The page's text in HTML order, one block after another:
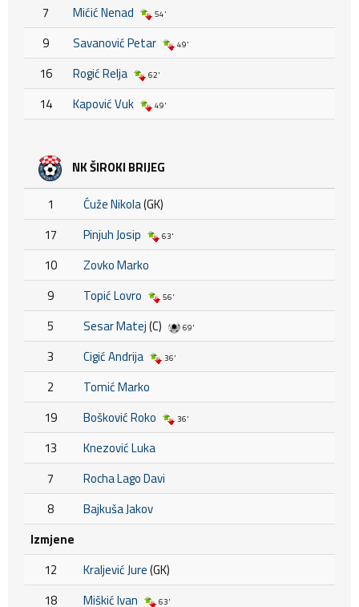
7 Mićić Nenad 54'
9 Savanović Petar 49'
16 Rogić Relja 62'
14 Kapović Vuk 49'
NK ŠIROKI BRIJEG
1 Ćuže Nikola(GK)
17
Pinjuh Josip 63'
10
Zovko Marko
9
Topić Lovro 56'
5 Sesar Matej(C) 69'
3 Cigić Andrija 36'
2
Tomić Marko
19
Bošković Roko 36'
13
Knezović Luka
7
Rocha Lago Davi
8
Bajkuša Jakov
Izmjene
12
Kraljević Jure(GK)
18
Miškić Ivan 63'